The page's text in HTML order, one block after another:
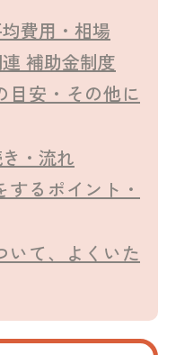
費用・相場
補助金制度
目安・その他に
・流れ
るポイント・
いて、よくいた